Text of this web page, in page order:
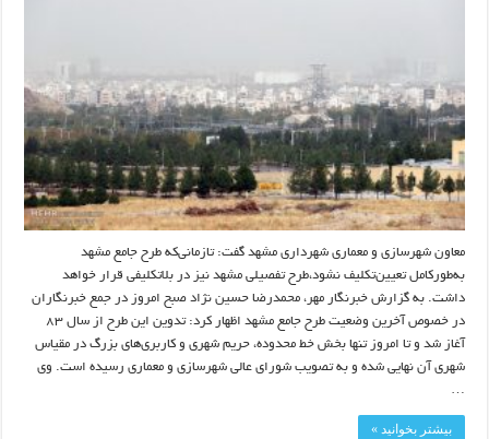
معاون شهرسازی و معماری شهرداری مشهد گفت: تازمانی‌که طرح جامع مشهد
به‌طورکامل تعیین‌تکلیف نشود،طرح تفصیلی مشهد نیز در بلاتکلیفی قرار خواهد
داشت. به گزارش خبرنگار مهر، محمدرضا حسین نژاد ‌صبح امروز در جمع خبرنگاران
در خصوص آخرین وضعیت طرح جامع مشهد اظهار کرد: تدوین این طرح از سال ٨٣
آغاز شد و تا امروز تنها بخش خط محدوده، حریم شهری و کاربری‌های بزرگ در مقیاس
شهری آن نهایی شده و به تصویب شورای عالی شهرسازی و معماری رسیده است. وی
…
بیشتر بخوانید »